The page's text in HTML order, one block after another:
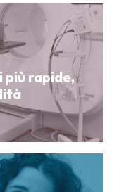
più rapide,